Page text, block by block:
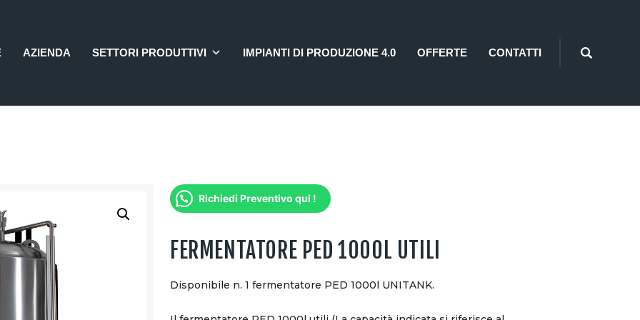
AZIENDA SETTORI PRODUTTIVI IMPIANTI DI PRODUZIONE 4.0 OFFERTE CONTATTI
AZIENDA
4.0
Richiedi Preventivo qui !
FERMENTATORE PED 1000L UTILI
Disponibile n. 1 fermentatore PED 1000l UNITANK.